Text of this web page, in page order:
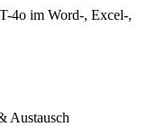
4o im Word-, Excel-,
Austausch